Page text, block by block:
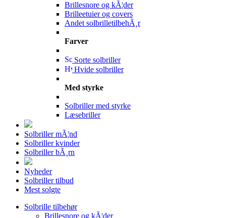
Brillesnore og kÃ¦der
Brilleetuier og covers
Andet solbrilletilbehÃ¸r
Farver
Sorte solbriller
Hvide solbriller
Med styrke
Solbriller med styrke
Læsebriller
Solbriller mÃ¦nd
Solbriller kvinder
Solbriller bÃ¸rn
Nyheder
Solbriller tilbud
Mest solgte
Solbrille tilbehør
Brillesnore og kÃ¦der